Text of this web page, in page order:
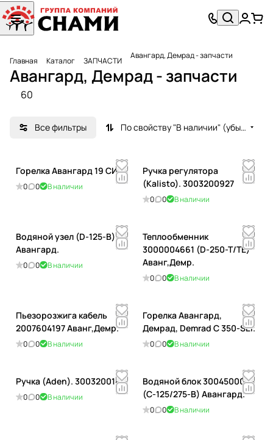
Главная Каталог ЗАПЧАСТИ Авангард, Демрад - запчасти
Авангард, Демрад - запчасти
60
Все фильтры По свойству "В наличии" (убывание)
Горелка Авангард 19 СИ.
0 0 В наличии
Ручка регулятора
(Kalisto). 3003200927
0 0 В наличии
Водяной узел (D-125-B)
Авангард.
0 0 В наличии
Теплообменник
3000004661 (D-250-T/TE)
Аванг,Демр.
0 0 В наличии
Пьезорозжига кабель
2007604197 Аванг,Демр.
0 0 В наличии
Горелка Авангард,
Демрад, Demrad С 350-SEI.
0 0 В наличии
Ручка (Aden). 3003200181
0 0 В наличии
Водяной блок 3004500054
(C-125/275-B) Авангард.
0 0 В наличии